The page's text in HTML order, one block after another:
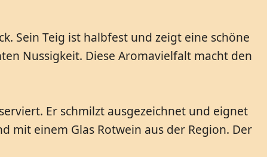
Sein Teig ist halbfest und zeigt eine schöne
Nussigkeit. Diese Aromavielfalt macht den
Er schmilzt ausgezeichnet und eignet
mit einem Glas Rotwein aus der Region. Der